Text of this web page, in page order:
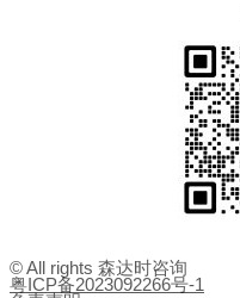
© All rights 森达时咨询
粤ICP备2023092266号-1